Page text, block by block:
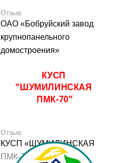
Отзыв:
ОАО «Бобруйский завод
крупнопанельного
домостроения»
Отзыв:
КУСП «ШУМИЛИНСКАЯ
ПМК-70